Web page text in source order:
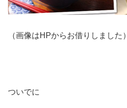
（画像はHPからお借りしました）
ついでに